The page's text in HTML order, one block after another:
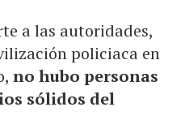
a las autoridades,
policiaca en
no hubo personas
sólidos del